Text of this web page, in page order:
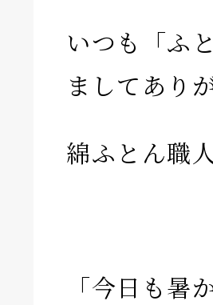
いつも「ふ
ましてあり
綿ふとん職
「今日も暑